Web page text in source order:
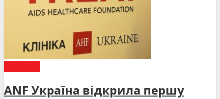
ANF Україна відкрила першу